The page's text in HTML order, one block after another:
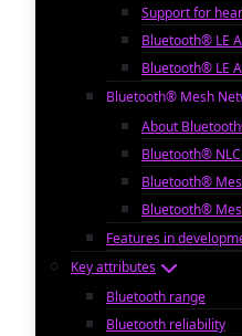
Support for
Bluetooth® LE
Bluetooth® LE
Bluetooth® Mesh
About
Bluetooth®
Bluetooth®
Bluetooth®
Features in
Key attributes
Bluetooth range
Bluetooth reliability